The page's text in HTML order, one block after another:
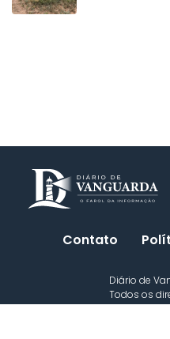
Contato
Diário de
Todos os